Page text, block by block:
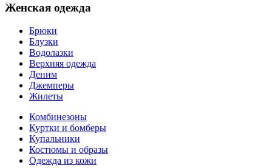
Женская одежда
Брюки
Блузки
Водолазки
Верхняя одежда
Деним
Джемперы
Жилеты
Комбинезоны
Куртки и бомберы
Купальники
Костюмы и образы
Одежда из кожи